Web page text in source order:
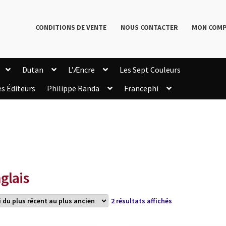
CONDITIONS DE VENTE NOUS CONTACTER MON
Dutan L’Æncre
Les Sept Couleurs
Éditeurs Philippe Randa
Francephi
2 résultats affichésTrié